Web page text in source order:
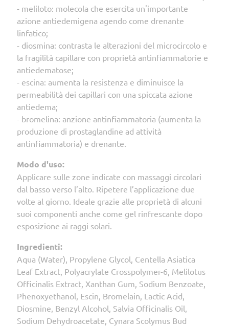
- meliloto: molecola che esercita un'importante
azione antiedemigena agendo come drenante
linfatico;
- diosmina: contrasta le alterazioni del microcircolo e
la fragilità capillare con proprietà antinfiammatorie e
antiedematose;
- escina: aumenta la resistenza e diminuisce la
permeabilità dei capillari con una spiccata azione
antiedema;
- bromelina: anzione antinfiammatoria (aumenta la
produzione di prostaglandine ad attività
antinfiammatoria) e drenante.
Modo d'uso:
Applicare sulle zone indicate con massaggi circolari
dal basso verso l’alto. Ripetere l’applicazione due
volte al giorno. Ideale grazie alle proprietà di alcuni
suoi componenti anche come gel rinfrescante dopo
esposizione ai raggi solari.
Ingredienti:
Aqua (Water), Propylene Glycol, Centella Asiatica
Leaf Extract, Polyacrylate Crosspolymer-6, Melilotus
Officinalis Extract, Xanthan Gum, Sodium Benzoate,
Phenoxyethanol, Escin, Bromelain, Lactic Acid,
Diosmine, Benzyl Alcohol, Salvia Officinalis Oil,
Sodium Dehydroacetate, Cynara Scolymus Bud